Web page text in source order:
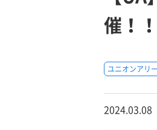
催！！
ユニオンアリ
2024.03.08